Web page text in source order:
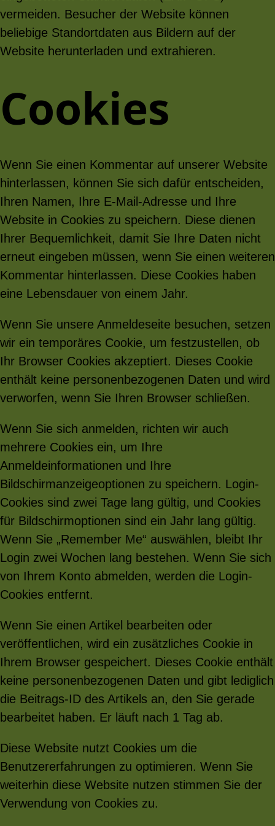
vermeiden. Besucher der Website können
beliebige Standortdaten aus Bildern auf der
Website herunterladen und extrahieren.
Cookies
Wenn Sie einen Kommentar auf unserer Website
hinterlassen, können Sie sich dafür entscheiden,
Ihren Namen, Ihre E-Mail-Adresse und Ihre
Website in Cookies zu speichern. Diese dienen
Ihrer Bequemlichkeit, damit Sie Ihre Daten nicht
erneut eingeben müssen, wenn Sie einen weiteren
Kommentar hinterlassen. Diese Cookies haben
eine Lebensdauer von einem Jahr.
Wenn Sie unsere Anmeldeseite besuchen, setzen
wir ein temporäres Cookie, um festzustellen, ob
Ihr Browser Cookies akzeptiert. Dieses Cookie
enthält keine personenbezogenen Daten und wird
verworfen, wenn Sie Ihren Browser schließen.
Wenn Sie sich anmelden, richten wir auch
mehrere Cookies ein, um Ihre
Anmeldeinformationen und Ihre
Bildschirmanzeigeoptionen zu speichern. Login-
Cookies sind zwei Tage lang gültig, und Cookies
für Bildschirmoptionen sind ein Jahr lang gültig.
Wenn Sie „Remember Me“ auswählen, bleibt Ihr
Login zwei Wochen lang bestehen. Wenn Sie sich
von Ihrem Konto abmelden, werden die Login-
Cookies entfernt.
Wenn Sie einen Artikel bearbeiten oder
veröffentlichen, wird ein zusätzliches Cookie in
Ihrem Browser gespeichert. Dieses Cookie enthält
keine personenbezogenen Daten und gibt lediglich
die Beitrags-ID des Artikels an, den Sie gerade
bearbeitet haben. Er läuft nach 1 Tag ab.
Diese Website nutzt Cookies um die
Benutzererfahrungen zu optimieren. Wenn Sie
weiterhin diese Website nutzen stimmen Sie der
Verwendung von Cookies zu.